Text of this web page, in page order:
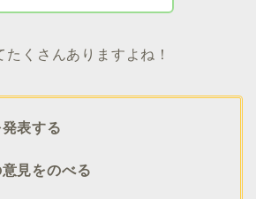
たくさんありますよね！
発表する
意見をのべる